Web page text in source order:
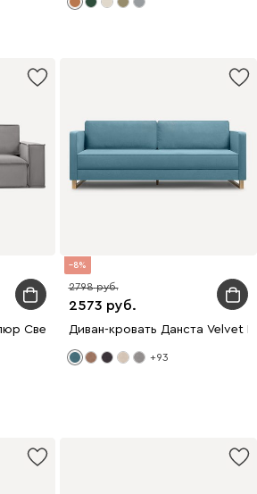
Светло-серый
8
2573
2798
Диван-кровать Данста Velvet
+93